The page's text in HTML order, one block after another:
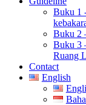
Buku 1
Buku 2
Buku 3
Ruang
Contact
English